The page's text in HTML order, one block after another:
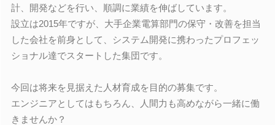
計、開発などを行い、順調に業績を伸ばしています。
設立は2015年ですが、大手企業電算部門の保守・改善を担当
した会社を前身として、システム開発に携わったプロフェッ
ショナル達でスタートした集団です。
今回は将来を見据えた人材育成を目的の募集です。
エンジニアとしてはもちろん、人間力も高めながら一緒に働
きませんか？